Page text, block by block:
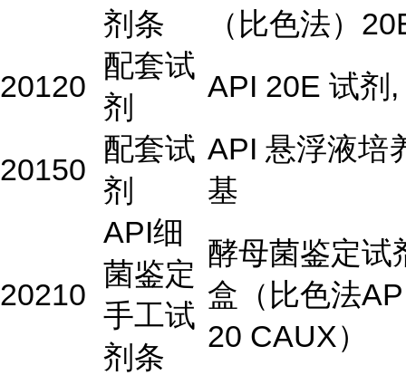
剂条
（比色法）
20120
配套试
剂
API 20E 试剂,
20150
配套试
剂
API 悬浮液培
基
20210
API细
菌鉴定
手工试
剂条
酵母菌鉴定试
盒（比色法
20 CAUX）